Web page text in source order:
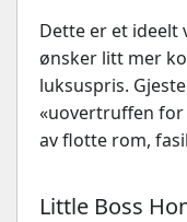
Dette er et ideelt
ønsker litt mer
luksuspris.
«uovertruffen for
av flotte rom,
Little Boss